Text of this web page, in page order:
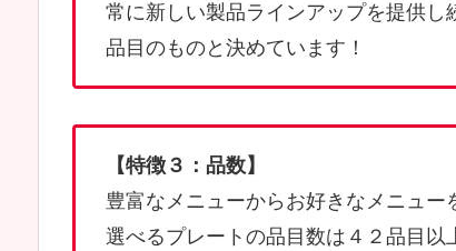
常に新しい製品ラインアップを提供し
品目のものと決めています！
【特徴３：品数】
豊富なメニューからお好きなメニュー
選べるプレートの品目数は４２品目以